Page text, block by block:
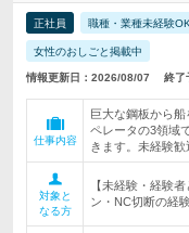
正社員 職種・業種未経験OK
女性のおしごと掲載中
情報更新日：2026/08/07 終了
仕事内容
巨大な鋼板から
ペレータの3領域
きます。未経験歓
対象と
なる方
【未経験・経験
ン・NC切断の経